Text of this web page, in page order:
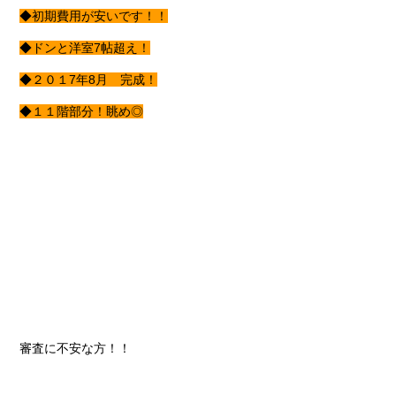
◆初期費用が安いです！！
◆ドンと洋室7帖超え！
◆２０１7年8月 完成！
◆１１階部分！眺め◎
審査に不安な方！！